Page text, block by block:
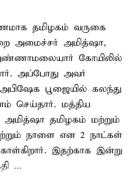
தமிழகம் வருகை
அமைச்சர் அமித்ஷா,
கோயிலில்
அப்போது அவர்
பூஜையில் கலந்து
செய்தார். மத்திய
தமிழகம் மற்றும்
நாளை என 2 நாட்கள்
இதற்காக இன்று
...